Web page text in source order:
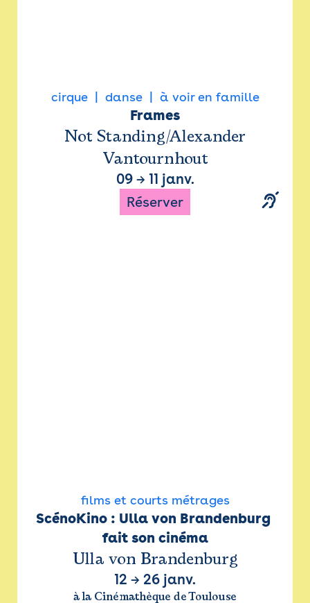
cirque danse à voir en famille
Frames
Not Standing/Alexander
Vantournhout
09→ 11 janv.
Réserver
films et courts métrages
ScénoKino : Ulla von Brandenburg
fait son cinéma
Ulla von Brandenburg
12 → 26 janv.
à la Cinémathèque de Toulouse